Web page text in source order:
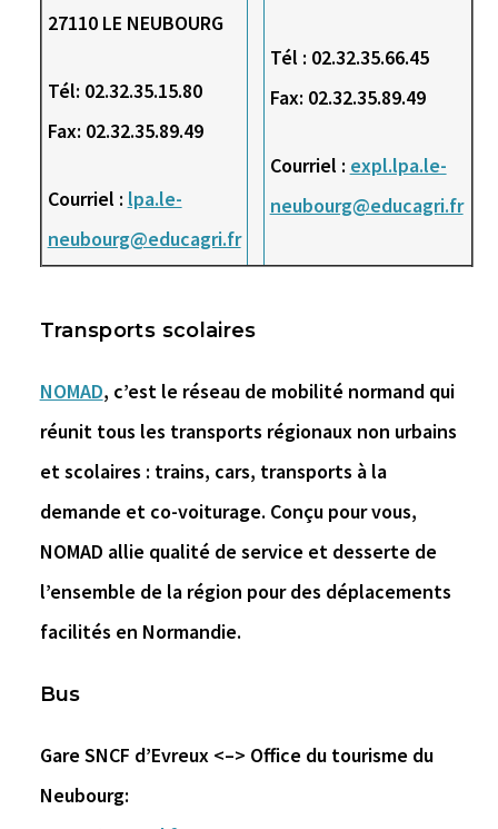
27110 LE NEUBOURG
Tél: 02.32.35.15.80
Fax: 02.32.35.89.49
Courriel : lpa.le-
neubourg@educagri.fr
Tél : 02.32.35.66.45
Fax: 02.32.35.89.49
Courriel : expl.lpa.le-
neubourg@educagri.fr
Transports scolaires
NOMAD, c’est le réseau de mobilité normand qui
réunit tous les transports régionaux non urbains
et scolaires : trains, cars, transports à la
demande et co-voiturage. Conçu pour vous,
NOMAD allie qualité de service et desserte de
l’ensemble de la région pour des déplacements
facilités en Normandie.
Bus
Gare SNCF d’Evreux <–> Office du tourisme du
Neubourg: